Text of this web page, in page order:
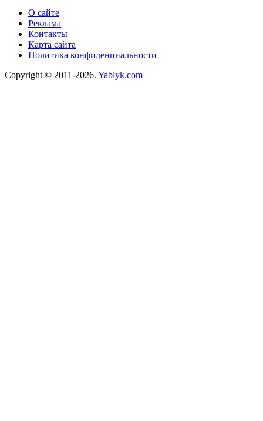
О сайте
Реклама
Контакты
Карта сайта
Политика конфиденциальности
Copyright © 2011-2026. Yablyk.сom